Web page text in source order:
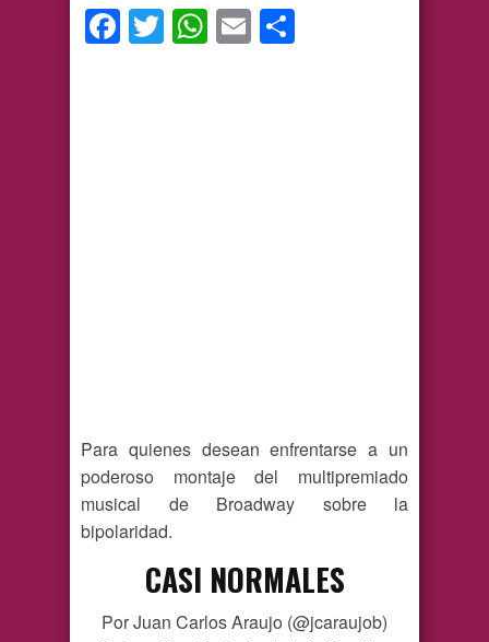
Facebook
TwitterWhatsApp
Email
Para quienes desean enfrentarse a un
poderoso montaje del multipremiado
musical de Broadway sobre la
bipolaridad.
CASI NORMALES
Por Juan Carlos Araujo (@jcaraujob)